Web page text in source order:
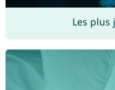
Les plus